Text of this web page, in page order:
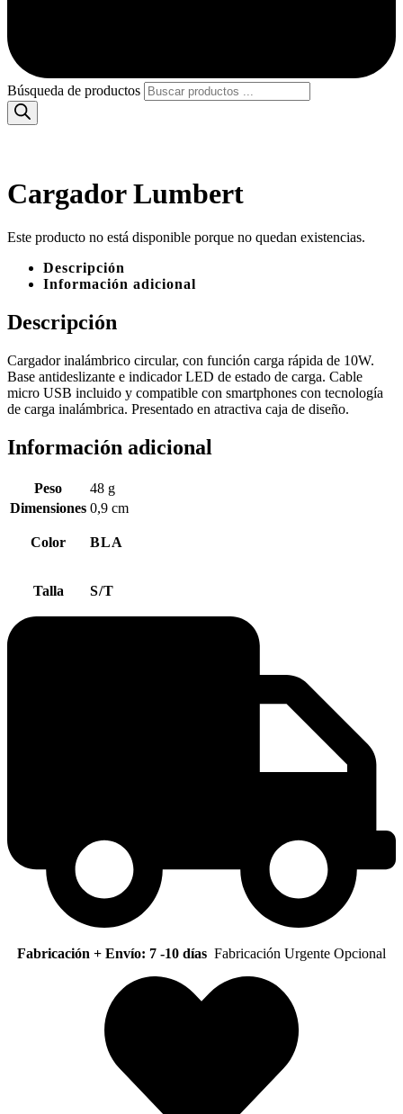
Búsqueda de productos
Cargador Lumbert
Este producto no está disponible porque no quedan existencias.
Descripción
Información adicional
Descripción
Cargador inalámbrico circular, con función carga rápida de 10W.
Base antideslizante e indicador LED de estado de carga. Cable
micro USB incluido y compatible con smartphones con tecnología
de carga inalámbrica. Presentado en atractiva caja de diseño.
Información adicional
Peso
48 g
Dimensiones 0,9 cm
Color BLA
Talla S/T
Fabricación + Envío: 7 -10 días Fabricación Urgente Opcional